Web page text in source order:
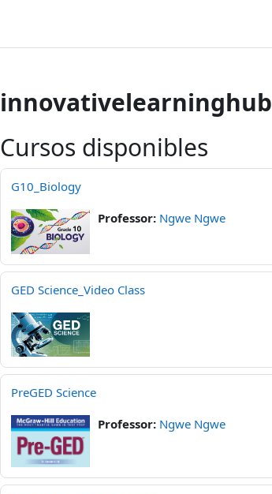
innovativelearninghub
Cursos disponibles
G10_Biology
Professor: Ngwe Ngwe
GED Science_Video Class
PreGED Science
Professor: Ngwe Ngwe